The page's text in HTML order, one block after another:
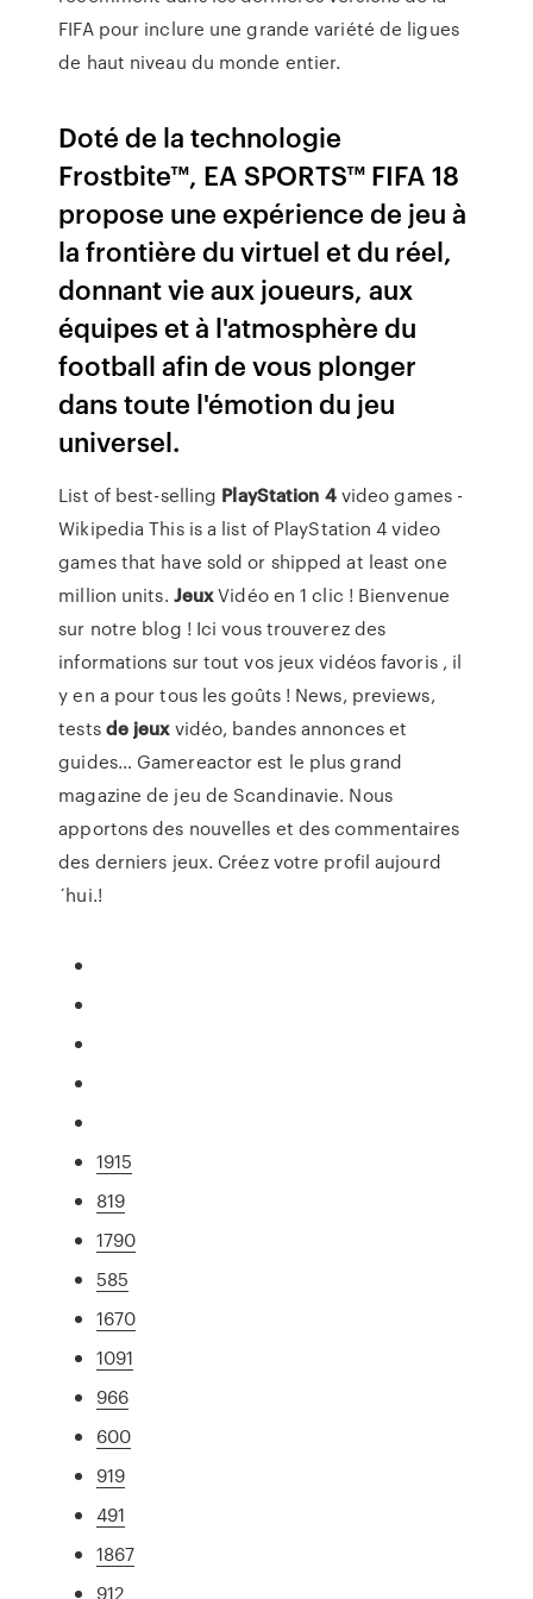
FIFA pour inclure une grande variété de ligues
de haut niveau du monde entier.
Doté de la technologie
Frostbite™, EA SPORTS™ FIFA 18
propose une expérience de jeu à
la frontière du virtuel et du réel,
donnant vie aux joueurs, aux
équipes et à l'atmosphère du
football afin de vous plonger
dans toute l'émotion du jeu
universel.
List of best-selling PlayStation 4video games -
Wikipedia This is a list of PlayStation 4 video
games that have sold or shipped at least one
million units. JeuxVidéo en 1 clic ! Bienvenue
sur notre blog ! Ici vous trouverez des
informations sur tout vos jeux vidéos favoris , il
y en a pour tous les goûts ! News, previews,
testsde jeuxvidéo, bandes annonces et
guides… Gamereactor est le plus grand
magazine de jeu de Scandinavie. Nous
apportons des nouvelles et des commentaires
des derniers jeux. Créez votre profil aujourd
´hui.!
1915
819
1790
585
1670
1091
966
600
919
491
1867
912